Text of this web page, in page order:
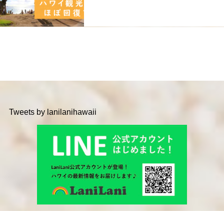
Tweets by lanilanihawaii